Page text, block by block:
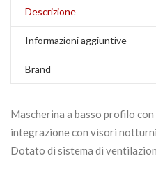
Descrizione
Informazioni aggiuntive
Brand
Mascherina a basso profilo
integrazione con visori
Dotato di sistema di